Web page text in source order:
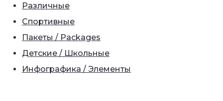
Различные
Спортивные
Пакеты / Packages
Детские / Школьные
Инфографика / Элементы